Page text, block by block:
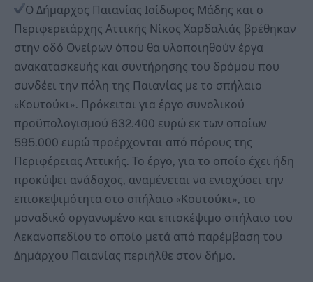
Ο Δήμαρχος Παιανίας Ισίδωρος Μάδης και ο
Περιφερειάρχης Αττικής Νίκος Χαρδαλιάς βρέθηκαν
στην οδό Ονείρων όπου θα υλοποιηθούν έργα
ανακατασκευής και συντήρησης του δρόμου που
συνδέει την πόλη της Παιανίας με το σπήλαιο
«Κουτούκι». Πρόκειται για έργο συνολικού
προϋπολογισμού 632.400 ευρώ εκ των οποίων
595.000 ευρώ προέρχονται από πόρους της
Περιφέρειας Αττικής. Το έργο, για το οποίο έχει ήδη
προκύψει ανάδοχος, αναμένεται να ενισχύσει την
επισκεψιμότητα στο σπήλαιο «Κουτούκι», το
μοναδικό οργανωμένο και επισκέψιμο σπήλαιο του
Λεκανοπεδίου το οποίο μετά από παρέμβαση του
Δημάρχου Παιανίας περιήλθε στον δήμο.